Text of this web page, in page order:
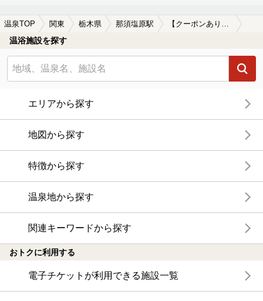
温泉TOP 関東 栃木県 那須塩原駅 【クーポンあり】マッサージ、エステがある那須塩原駅近くの温泉、日帰り温泉、スーパー銭湯おすすめ
温浴施設を探す
エリアから探す
地図から探す
特徴から探す
温泉地から探す
関連キーワードから探す
おトクに利用する
電子チケットが利用できる施設一覧